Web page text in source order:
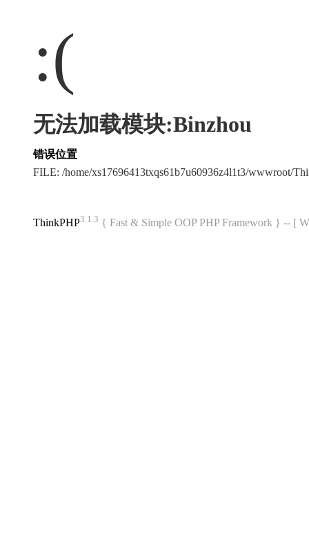
:(
无法加载模块:Binzhou
错误位置
FILE: /home/xs17696413txqs61b7u60936z4l1t3/wwwroot/
ThinkPHP3.1.3 { Fast & Simple OOP PHP Framework } -- [